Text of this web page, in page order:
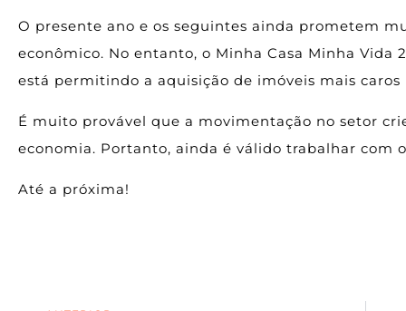
O presente ano e os seguintes ainda prometem
econômico. No entanto, o Minha Casa Minha Vida
está permitindo a aquisição de imóveis mais caros
É muito provável que a movimentação no setor
economia. Portanto, ainda é válido trabalhar com
Até a próxima!